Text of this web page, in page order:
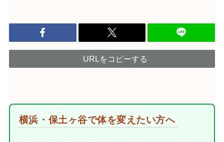
URLをコピーする
横浜・保土ヶ谷で体を変えたい方へ